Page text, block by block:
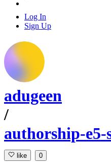
Log In
Sign Up
adugeen
/
authorship-e5-
like 0